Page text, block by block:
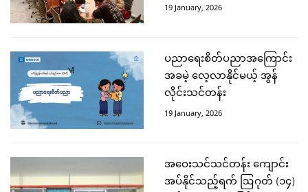
19 January, 2026
ပညာရေးစိတ်ပညာအကြောင်း
အခမဲ့ လေ့လာနိုင်မယ့် အွန်
လိုင်းသင်တန်း
19 January, 2026
အဝေးသင်သင်တန်း ကျောင်း
အပ်နိုင်သည့်ရက် ဩဂုတ် (၁၄)